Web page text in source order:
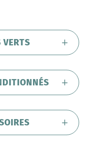
VERTS